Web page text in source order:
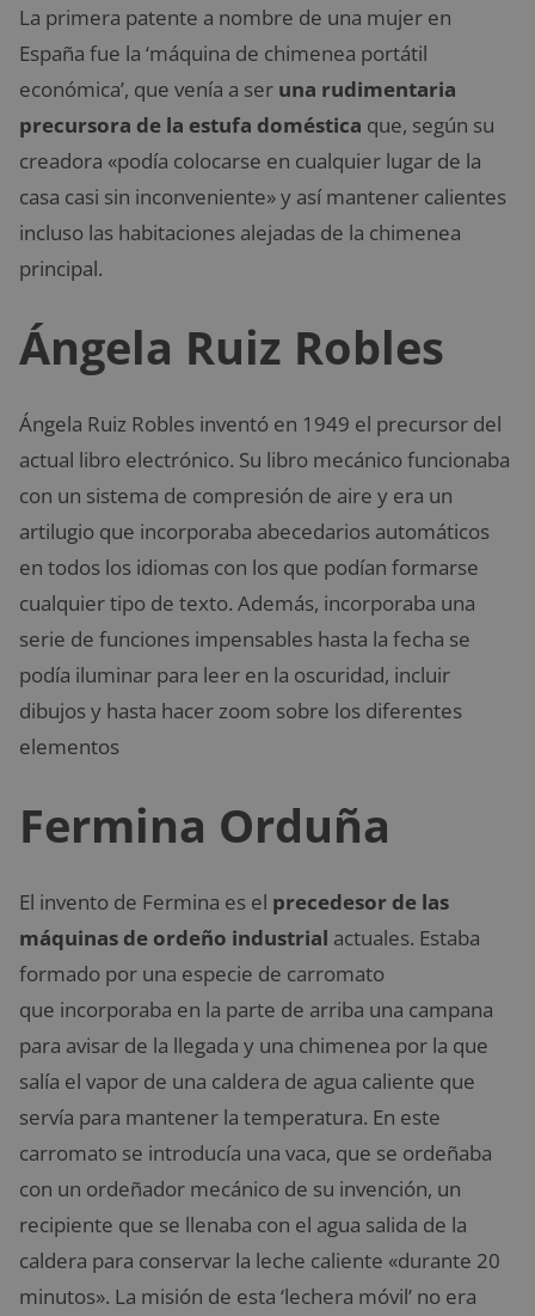
La primera patente a nombre de una mujer en
España fue la ‘máquina de chimenea portátil
económica’, que venía a ser una rudimentaria
precursora de la estufa doméstica que, según su
creadora «podía colocarse en cualquier lugar de la
casa casi sin inconveniente» y así mantener calientes
incluso las habitaciones alejadas de la chimenea
principal.
Ángela Ruiz Robles
Ángela Ruiz Robles inventó en 1949 el precursor del
actual libro electrónico. Su libro mecánico funcionaba
con un sistema de compresión de aire y era un
artilugio que incorporaba abecedarios automáticos
en todos los idiomas con los que podían formarse
cualquier tipo de texto. Además, incorporaba una
serie de funciones impensables hasta la fecha se
podía iluminar para leer en la oscuridad, incluir
dibujos y hasta hacer zoom sobre los diferentes
elementos
Fermina Orduña
El invento de Fermina es el precedesor de las
máquinas de ordeño industrial actuales. Estaba
formado por una especie de carromato
que incorporaba en la parte de arriba una campana
para avisar de la llegada y una chimenea por la que
salía el vapor de una caldera de agua caliente que
servía para mantener la temperatura. En este
carromato se introducía una vaca, que se ordeñaba
con un ordeñador mecánico de su invención, un
recipiente que se llenaba con el agua salida de la
caldera para conservar la leche caliente «durante 20
minutos». La misión de esta ‘lechera móvil’ no era